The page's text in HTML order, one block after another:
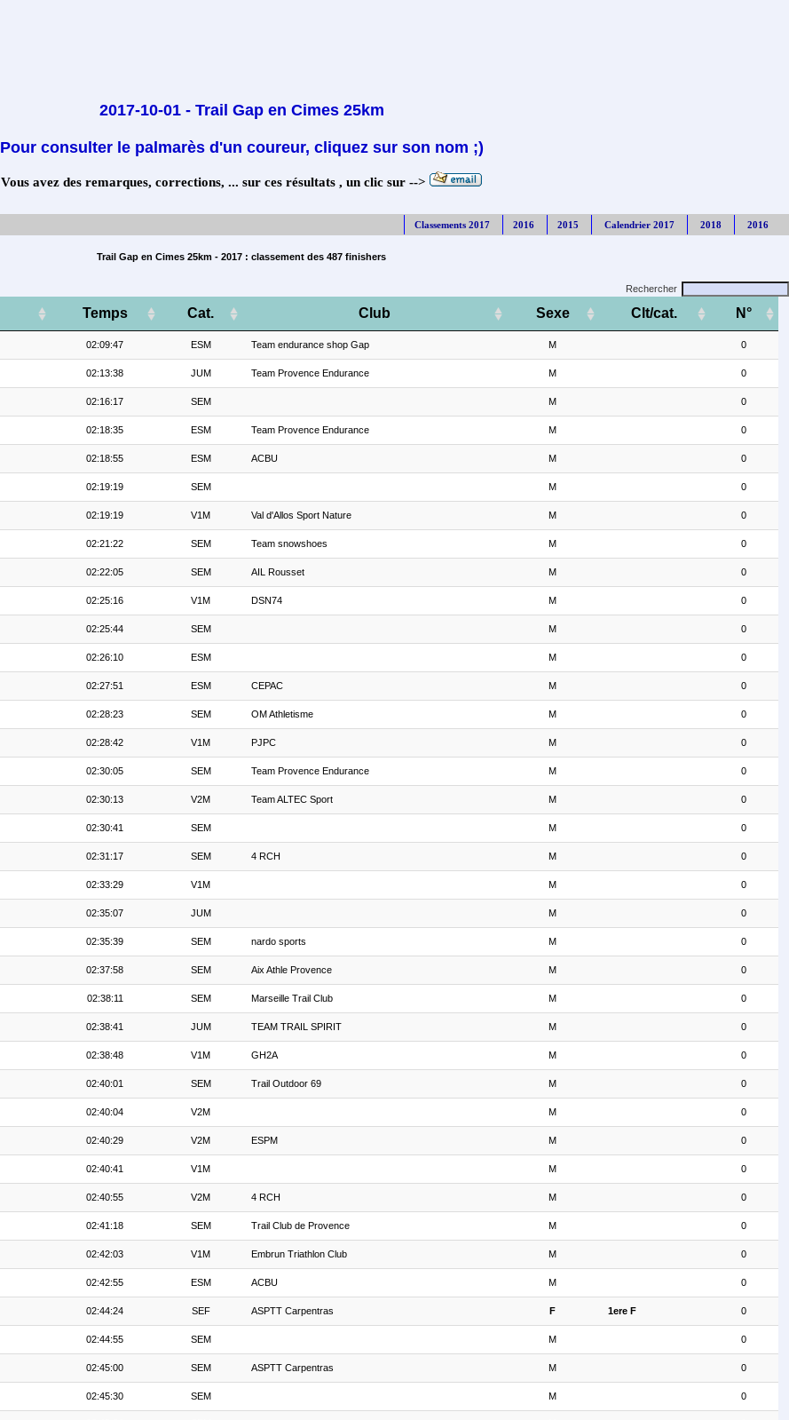
2017-10-01 - Trail Gap en Cimes 25km
Pour consulter le palmarès d'un coureur, cliquez sur son nom ;)
Vous avez des remarques, corrections, ... sur ces résultats , un clic sur -->
Classements 2017 2016 2015 Calendrier 2017 2018 2016
Trail Gap en Cimes 25km - 2017 : classement des 487 finishers
Rechercher
Temps Cat. Club Sexe Clt/cat. N°
02:09:47 ESM Team endurance shop Gap M 0
02:13:38 JUM Team Provence Endurance M 0
02:16:17 SEM M 0
02:18:35 ESM Team Provence Endurance M 0
02:18:55 ESM ACBU M 0
02:19:19 SEM M 0
02:19:19 V1M Val d'Allos Sport Nature M 0
02:21:22 SEM Team snowshoes M 0
02:22:05 SEM AIL Rousset M 0
02:25:16 V1M DSN74 M 0
02:25:44 SEM M 0
02:26:10 ESM M 0
02:27:51 ESM CEPAC M 0
02:28:23 SEM OM Athletisme M 0
02:28:42 V1M PJPC M 0
02:30:05 SEM Team Provence Endurance M 0
02:30:13 V2M Team ALTEC Sport M 0
02:30:41 SEM M 0
02:31:17 SEM 4 RCH M 0
02:33:29 V1M M 0
02:35:07 JUM M 0
02:35:39 SEM nardo sports M 0
02:37:58 SEM Aix Athle Provence M 0
02:38:11 SEM Marseille Trail Club M 0
02:38:41 JUM TEAM TRAIL SPIRIT M 0
02:38:48 V1M GH2A M 0
02:40:01 SEM Trail Outdoor 69 M 0
02:40:04 V2M M 0
02:40:29 V2M ESPM M 0
02:40:41 V1M M 0
02:40:55 V2M 4 RCH M 0
02:41:18 SEM Trail Club de Provence M 0
02:42:03 V1M Embrun Triathlon Club M 0
02:42:55 ESM ACBU M 0
02:44:24 SEF ASPTT Carpentras F 1ere F 0
02:44:55 SEM M 0
02:45:00 SEM ASPTT Carpentras M 0
02:45:30 SEM M 0